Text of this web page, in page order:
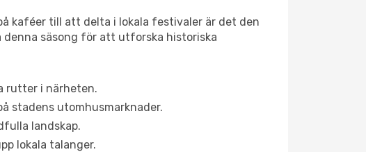
kaféer till att delta i lokala festivaler är det den
säsong för att utforska historiska
rutter i närheten.
stadens utomhusmarknader.
landskap.
lokala talanger.